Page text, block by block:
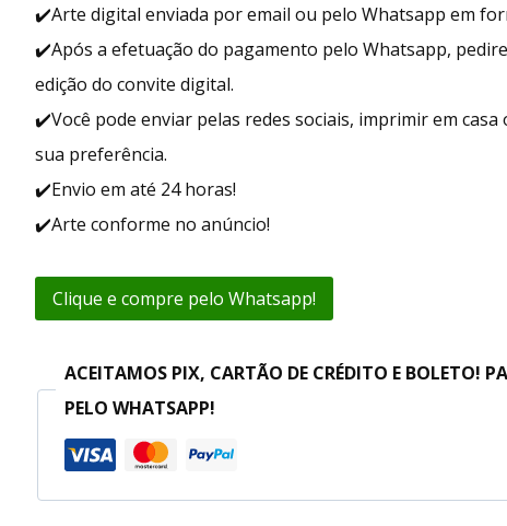
✔️Arte digital enviada por email ou pelo Whatsapp em
✔️Após a efetuação do pagamento pelo Whatsapp,
edição do convite digital.
✔️Você pode enviar pelas redes sociais, imprimir em casa
sua preferência.
✔️Envio em até 24 horas!
✔️Arte conforme no anúncio!
Clique e compre pelo Whatsapp!
ACEITAMOS PIX, CARTÃO DE CRÉDITO E BOLETO!
PELO WHATSAPP!